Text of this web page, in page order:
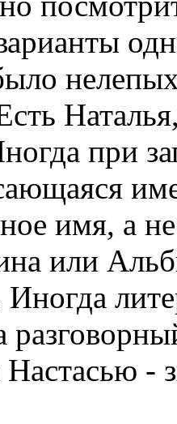
при
имя, а
или
-